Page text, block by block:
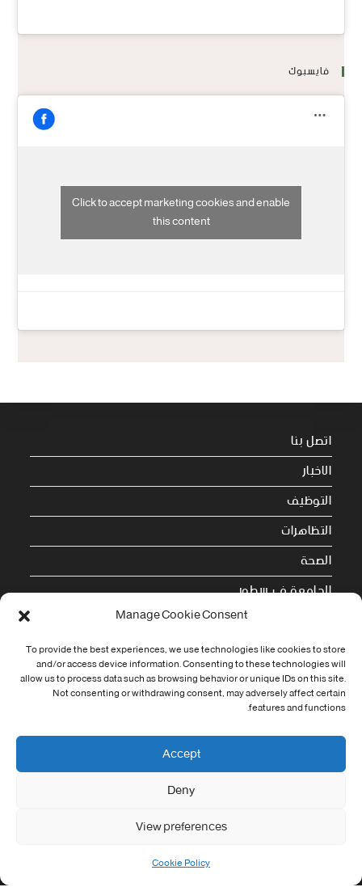
Manage Cookie Consent
To provide the best experiences, we use technologies like cookies to store
and/or access device information. Consenting to these technologies will
allow us to process data such as browsing behavior or unique IDs on this site.
Not consenting or withdrawing consent, may adversely affect certain
features and functions.
Accept
Deny
View preferences
Cookie Policy
فايسبوك
Click to accept marketing cookies and enable
this content
اتصل بنا
الاخبار
التوظيف
التظاهرات
الصحة
الجامعة في سطور
Cookie Policy (EU)
معلومات الاتصال
Address:
جامعة العربي التبسي طريق قسنطينة - تبسة
contact@univ-tebessa.dz